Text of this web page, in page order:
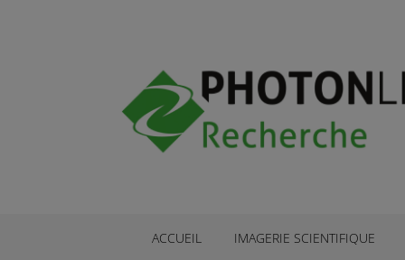
ACCUEIL IMAGERIE SCIENTIFIQUE